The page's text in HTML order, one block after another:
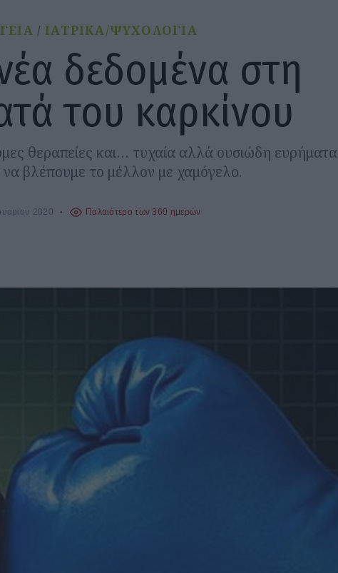
ΙΑΤΡΙΚΑ/ΨΥΧΟΛΟΓΙΑ
δεδομένα στη
του καρκίνου
θεραπείες και… τυχαία αλλά ουσιώδη ευρήματα
βλέπουμε το μέλλον με χαμόγελο.
2020 Παλαιότερο των 360 ημερών